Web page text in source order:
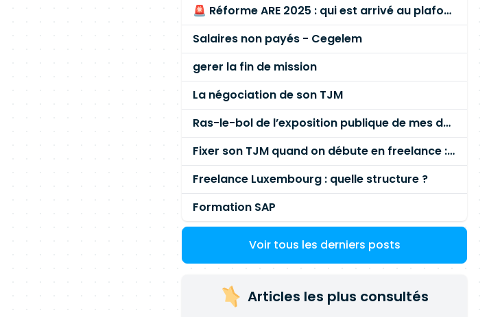
🚨 Réforme ARE 2025 : qui est arrivé au plafond des 60 % en gardant son entreprise ?
Salaires non payés - Cegelem
gerer la fin de mission
La négociation de son TJM
Ras-le-bol de l’exposition publique de mes données personnelles liées à mon entreprise
Fixer son TJM quand on débute en freelance : la méthode mathématique (et pas au feeling) 🛑
Freelance Luxembourg : quelle structure ?
Formation SAP
Voir tous les derniers posts
Articles les plus consultés